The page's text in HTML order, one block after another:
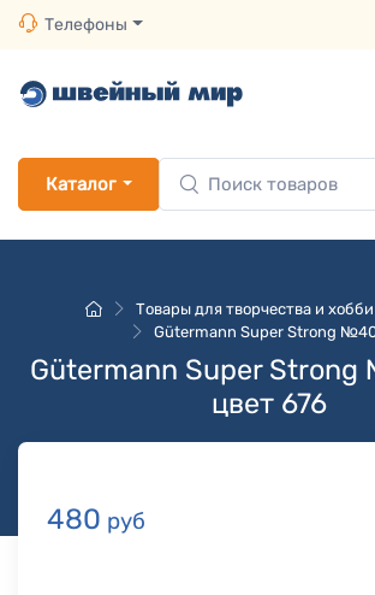
Телефоны
Каталог
Товары для творчества и хобби
Gütermann Super Strong
Gütermann Super
цвет 676
480 руб